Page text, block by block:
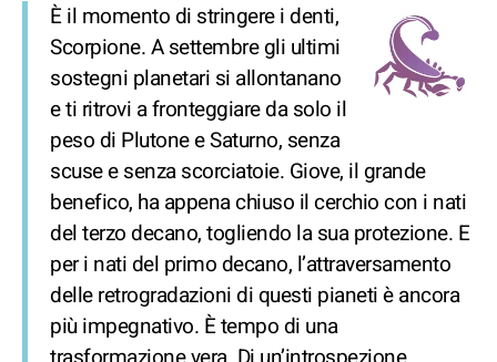
È il momento di stringere i denti,
Scorpione. A settembre gli ultimi
sostegni planetari si allontanano
e ti ritrovi a fronteggiare da solo il
peso di Plutone e Saturno, senza
scuse e senza scorciatoie. Giove, il grande
benefico, ha appena chiuso il cerchio con i nati
del terzo decano, togliendo la sua protezione. E
per i nati del primo decano, l’attraversamento
delle retrogradazioni di questi pianeti è ancora
più impegnativo. È tempo di una